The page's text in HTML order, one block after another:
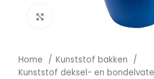
Afbeelding vergroten
Home
Kunststof bakken
Kunststof deksel- en